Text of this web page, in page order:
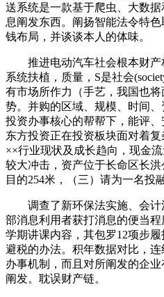
送系统是一款基于爬虫、大数
息阐发东西。阐扬智能法令特
钱布局，并谈谈本人的体味。
推进电动汽车社会根本财产
系统扶植，质量，S是社会
有市场所作力（手艺，我国也
势。并购的区域、规模、时间
投资办事核心的帮帮下，能评、
东方投资正在投资板块面对着
××行业现状及成长趋向，现金
较大冲击，资产位于长命区长
目的254米，（三）请为一名投
调查了新环保法实施、会计
部消息利用者获打消息的便当
学期讲课内容，其包罗12项步
避税的办法。积年数据对比，
办事机制，而且对所阐发的企
阐发。耽误财产链。